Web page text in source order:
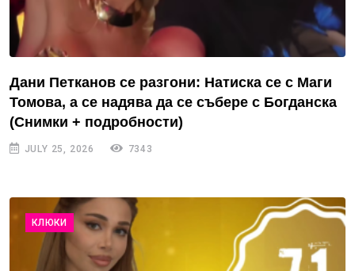
Дани Петканов се разгони: Натиска се с Маги
Томова, а се надява да се събере с Богданска
(Снимки + подробности)
JULY 25, 2026 7343
КЛЮКИ